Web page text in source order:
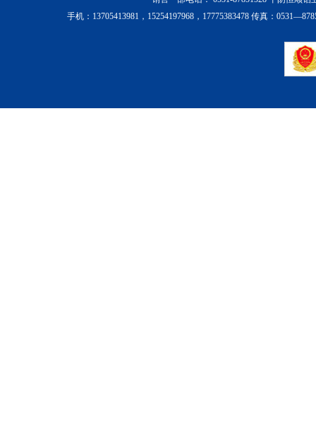
手机：13705413981，15254197968，17775383478 传真：